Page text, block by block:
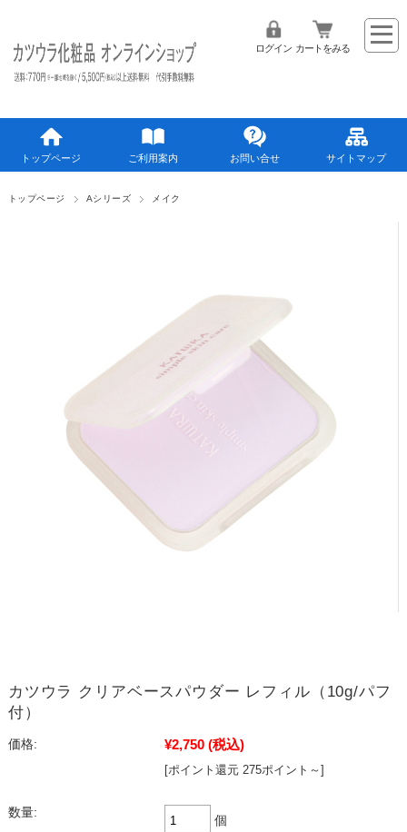
ログイン カートをみる
トップページ ご利用案内 お問い合せ サイトマップ
トップページ Aシリーズ メイク
カツウラ クリアベースパウダー レフィル（10g/パフ
付）
価格: ¥2,750 (税込)
[ポイント還元 275ポイント～]
数量:
個